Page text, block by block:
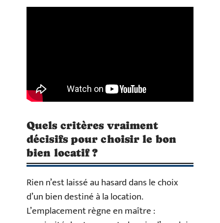
Quels critères vraiment
décisifs pour choisir le bon
bien locatif ?
Rien n’est laissé au hasard dans le choix
d’un bien destiné à la location.
L’emplacement règne en maître :